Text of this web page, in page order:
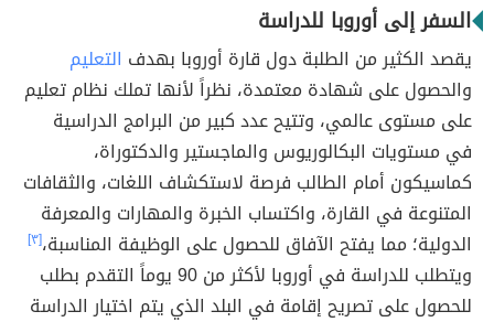
السفر إلى أوروبا للدراسة
يقصد الكثير من الطلبة دول قارة أوروبا بهدف التعليم
والحصول على شهادة معتمدة، نظراً لأنها تملك نظام تعليم
على مستوى عالمي، وتتيح عدد كبير من البرامج الدراسية
في مستويات البكالوريوس والماجستير والدكتوراة،
كماسيكون أمام الطالب فرصة لاستكشاف اللغات، والثقافات
المتنوعة في القارة، واكتساب الخبرة والمهارات والمعرفة
الدولية؛ مما يفتح الآفاق للحصول على الوظيفة المناسبة،[٣]
ويتطلب للدراسة في أوروبا لأكثر من 90 يوماً التقدم بطلب
للحصول على تصريح إقامة في البلد الذي يتم اختيار الدراسة